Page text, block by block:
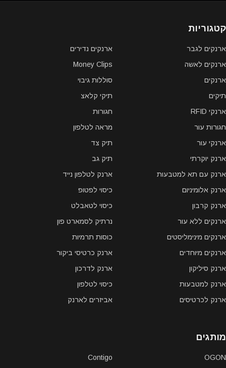
קטגוריות
ארנקים לגבר
ארנקים לאשה
ארנקים
תיקים
ארנקי RFID
חגורות עור
ארנקי עור
ארנק יוקרתי
ארנק עם תא למטבעות
ארנק אלומיניום
ארנק קרבון
ארנקים ללא עור
ארנקים מינימליסטים
ארנקים מיוחדים
ארנק סיליקון
ארנק למטבעות
ארנק לכרטיסים
ארנקים נדירים
Money Clips
סוללות גיבוי
תיקי קלאצ
חגורות
מראה לטלפון
תיק צד
תיק גב
ארנק לטלפון נייד
כיסוי לפטופ
כיסוי לטאבלט
נרתיק לסמארט פון
כוסות תרמיות
ארנק כרטיסי ביקור
ארנק לדרכון
כיסוי לטלפון
אביזרים לארנק
מותגים
OGON
Contigo